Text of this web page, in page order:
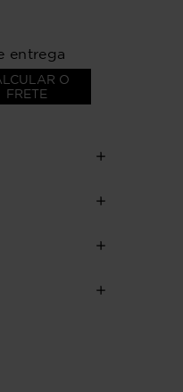
entrega
O
FRETE